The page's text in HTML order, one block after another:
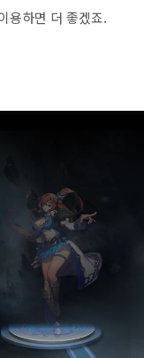
용하면 더 좋겠죠.